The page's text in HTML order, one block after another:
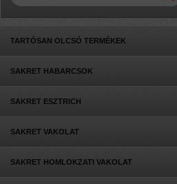
TARTÓSAN OLCSÓ TERMÉKEK
SAKRET HABARCSOK
SAKRET ESZTRICH
SAKRET VAKOLAT
SAKRET HOMLOKZATI VAKOLAT